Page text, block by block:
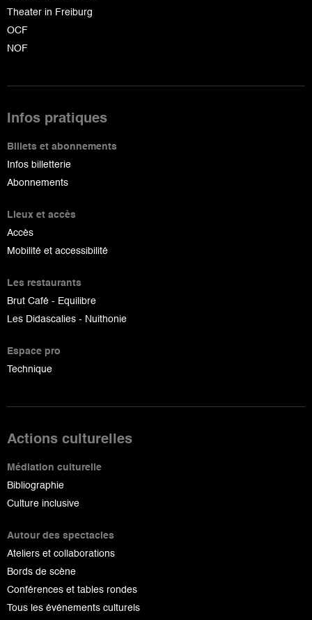
Theater in Freiburg
OCF
NOF
Infos pratiques
Billets et abonnements
Infos billetterie
Abonnements
Lieux et accès
Accès
Mobilité et accessibilité
Les restaurants
Brut Café - Equilibre
Les Didascalies - Nuithonie
Espace pro
Technique
Actions culturelles
Médiation culturelle
Bibliographie
Culture inclusive
Autour des spectacles
Ateliers et collaborations
Bords de scène
Conférences et tables rondes
Tous les événements culturels